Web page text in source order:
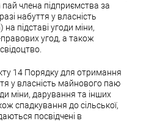
члена підприємства за
набуття у власність
підставі угоди міни,
угод, а також
14 Порядку для отримання
у власність майнового паю
міни, дарування та інших
спадкування до сільської,
посвідчені в